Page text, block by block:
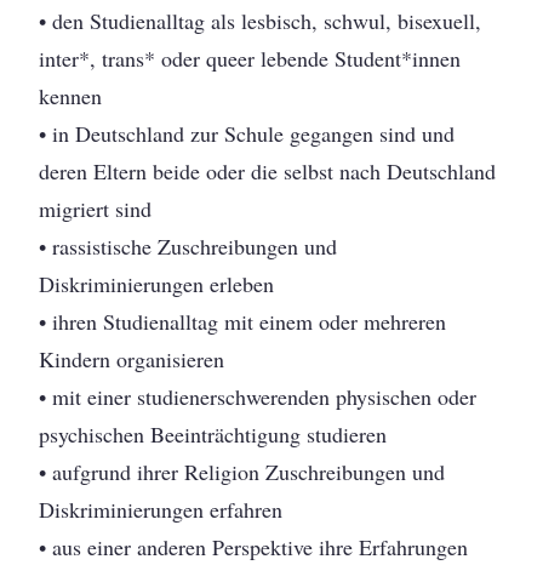
• den Studienalltag als lesbisch, schwul, bisexuell,
inter*, trans* oder queer lebende Student*innen
kennen
• in Deutschland zur Schule gegangen sind und
deren Eltern beide oder die selbst nach Deutschland
migriert sind
• rassistische Zuschreibungen und
Diskriminierungen erleben
• ihren Studienalltag mit einem oder mehreren
Kindern organisieren
• mit einer studienerschwerenden physischen oder
psychischen Beeinträchtigung studieren
• aufgrund ihrer Religion Zuschreibungen und
Diskriminierungen erfahren
• aus einer anderen Perspektive ihre Erfahrungen